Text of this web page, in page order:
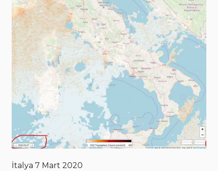
İtalya 7 Mart 2020